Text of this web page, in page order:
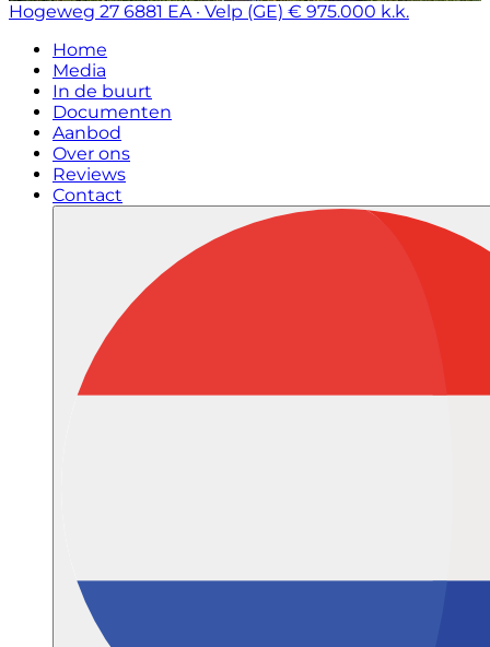
Hogeweg 27 6881 EA · Velp (GE) € 975.000 k.k.
Home
Media
In de buurt
Documenten
Aanbod
Over ons
Reviews
Contact